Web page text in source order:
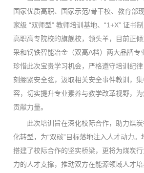
国家优质高职、国家示范/骨干校、教育部
家级 “双师型” 教师培训基地、“1+X” 证书
高职高专院校的旗舰校，领头羊，目前正
采和钢铁智能冶金（双高A档）两大品牌专
珍惜此次宝贵学习机会，严格遵守培训纪
刻绷紧安全弦，汲取相关安全事件教训，
容，切实提升专业素养与教学改革视野，
贡献力量。
此次培训旨在深化校际合作，助力煤
化转型，为“双碳”目标落地注入人才动力
搭建了校际合作的坚实桥梁，更将为煤炭
力的人才支撑，推动双方在能源领域人才